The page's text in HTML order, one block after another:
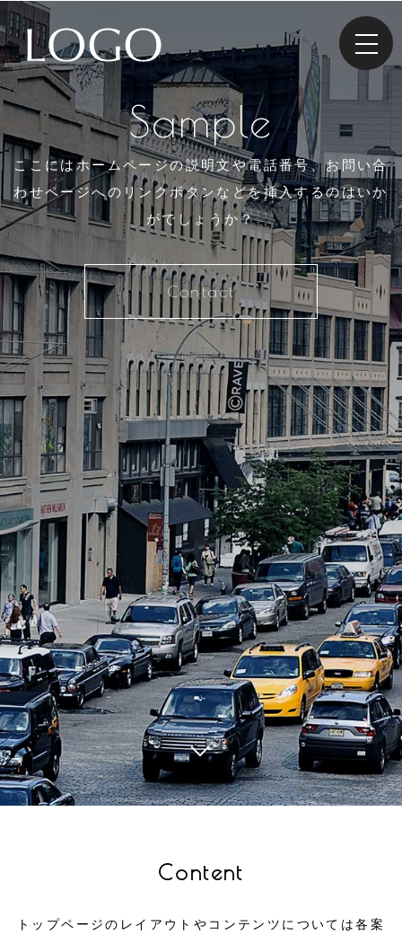
Sample
ここにはホームページの説明文や電話番号、お問い合
わせページへのリンクボタンなどを挿入するのはいか
がでしょうか？
Contact
Content
トップページのレイアウトやコンテンツについては各案